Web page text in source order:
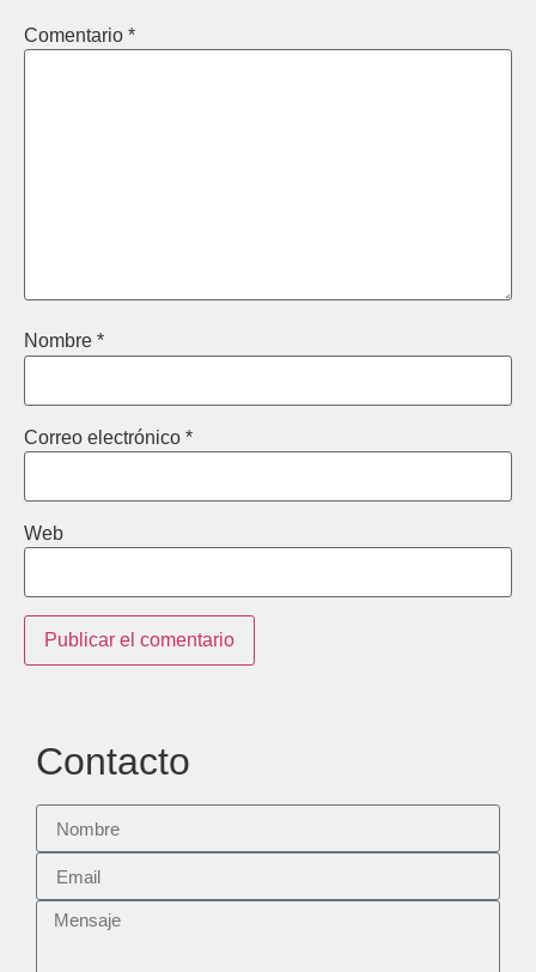
Comentario *
Nombre *
Correo electrónico *
Web
Contacto